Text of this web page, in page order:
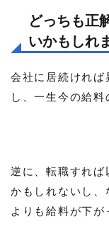
どっちも正
いかもしれ
会社に居続ければ
し、一生今の給料
逆に、転職すれば
かもしれないし
よりも給料が下が